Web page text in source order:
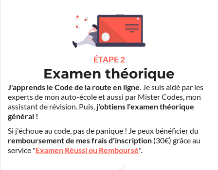
ÉTAPE 2
Examen théorique
J'apprends le Code de la route en ligne. Je suis aidé par les
experts de mon auto-école et aussi par Mister Codes, mon
assistant de révision. Puis, j'obtiens l'examen théorique
général !
Si j'échoue au code, pas de panique ! Je peux bénéficier du
remboursement de mes frais d'inscription (30€) grâce au
service "Examen Réussi ou Remboursé".